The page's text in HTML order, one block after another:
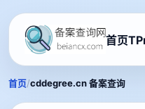
首页
首页/cddegree.cn 备案查询